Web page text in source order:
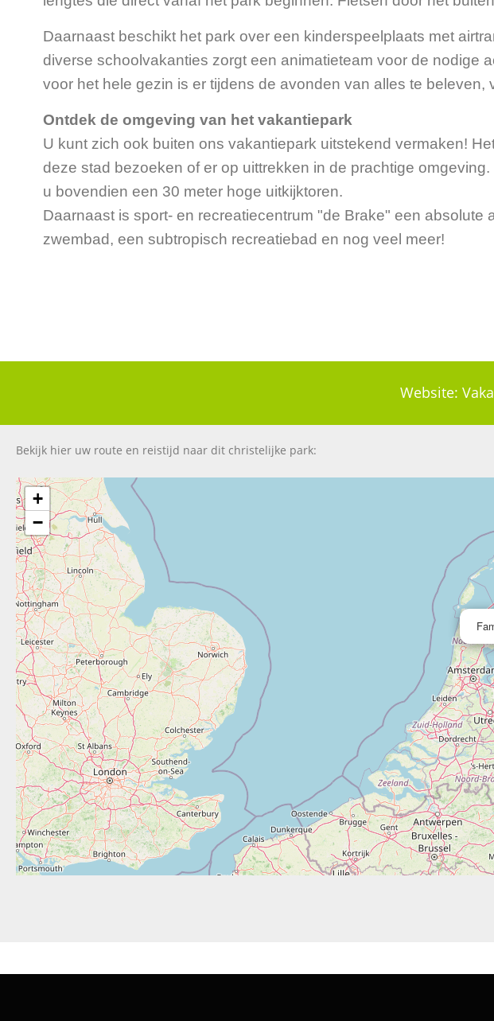
Daarnaast beschikt het park over een kinderspeelplaats met
diverse schoolvakanties zorgt een animatieteam voor de nodige
voor het hele gezin is er tijdens de avonden van alles te
Ontdek de omgeving van het vakantiepark
U kunt zich ook buiten ons vakantiepark uitstekend vermaken!
deze stad bezoeken of er op uittrekken in de prachtige
u bovendien een 30 meter hoge uitkijktoren.
Daarnaast is sport- en recreatiecentrum "de Brake" een
zwembad, een subtropisch recreatiebad en nog veel meer!
Website:
Bekijk hier uw route en reistijd naar dit christelijke park:
+
−